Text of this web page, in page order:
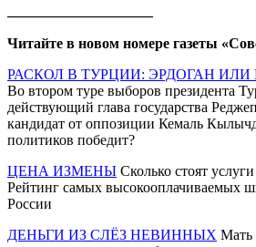
Читайте в новом номере газеты
РАСКОЛ В ТУРЦИИ: ЭРДОГАН
Во втором туре выборов президента
действующий глава государства
кандидат от оппозиции Кемаль
политиков победит?
ЦЕНА ИЗМЕНЫ Сколько стоят
Рейтинг самых высокооплачиваемых
России
ДЕНЬГИ ИЗ СЛЁЗ НЕВИННЫХ Мать